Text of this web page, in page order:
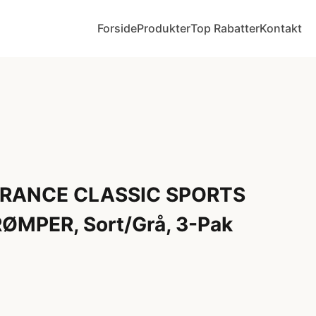
ForsideProdukterTop RabatterKontakt
CLASSIC SPORTS
Sort/Grå, 3-Pak